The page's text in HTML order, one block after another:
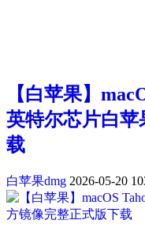
【白苹果】
英特尔芯片白
载
白苹果dmg 2026-05-20